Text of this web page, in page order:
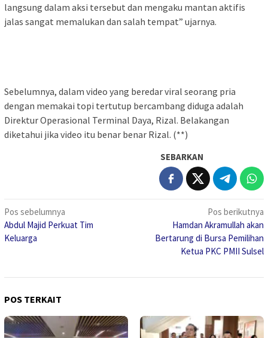
langsung dalam aksi tersebut dan mengaku mantan aktifis
jalas sangat memalukan dan salah tempat” ujarnya.
Sebelumnya, dalam video yang beredar viral seorang pria
dengan memakai topi tertutup bercambang diduga adalah
Direktur Operasional Terminal Daya, Rizal. Belakangan
diketahui jika video itu benar benar Rizal. (**)
SEBARKAN
Navigasi
pos
Pos sebelumnya
Abdul Majid Perkuat Tim
Keluarga
Pos berikutnya
Hamdan Akramullah akan
Bertarung di Bursa Pemilihan
Ketua PKC PMII Sulsel
POS TERKAIT